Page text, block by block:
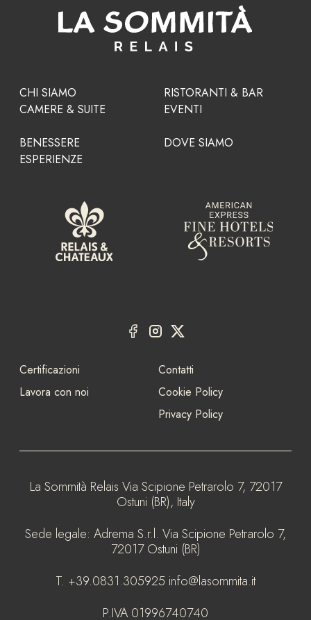
CHI SIAMO
CAMERE & SUITE
RISTORANTI & BAR
EVENTI
BENESSERE
ESPERIENZE
DOVE SIAMO
Certificazioni
Contatti
Lavora con noi
Cookie Policy
Privacy Policy
La Sommità Relais Via Scipione Petrarolo 7, 72017
Ostuni (BR), Italy
Sede legale: Adrema S.r.l. Via Scipione Petrarolo 7,
72017 Ostuni (BR)
T. +39.0831.305925 info@lasommita.it
P.IVA 01996740740